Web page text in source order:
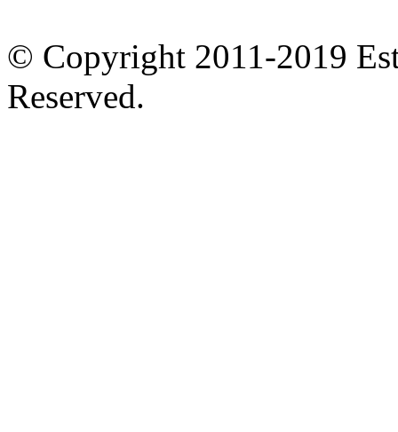
© Copyright 2011-2019
Reserved.